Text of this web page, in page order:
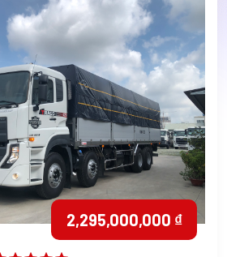
2,295,000,000 ₫